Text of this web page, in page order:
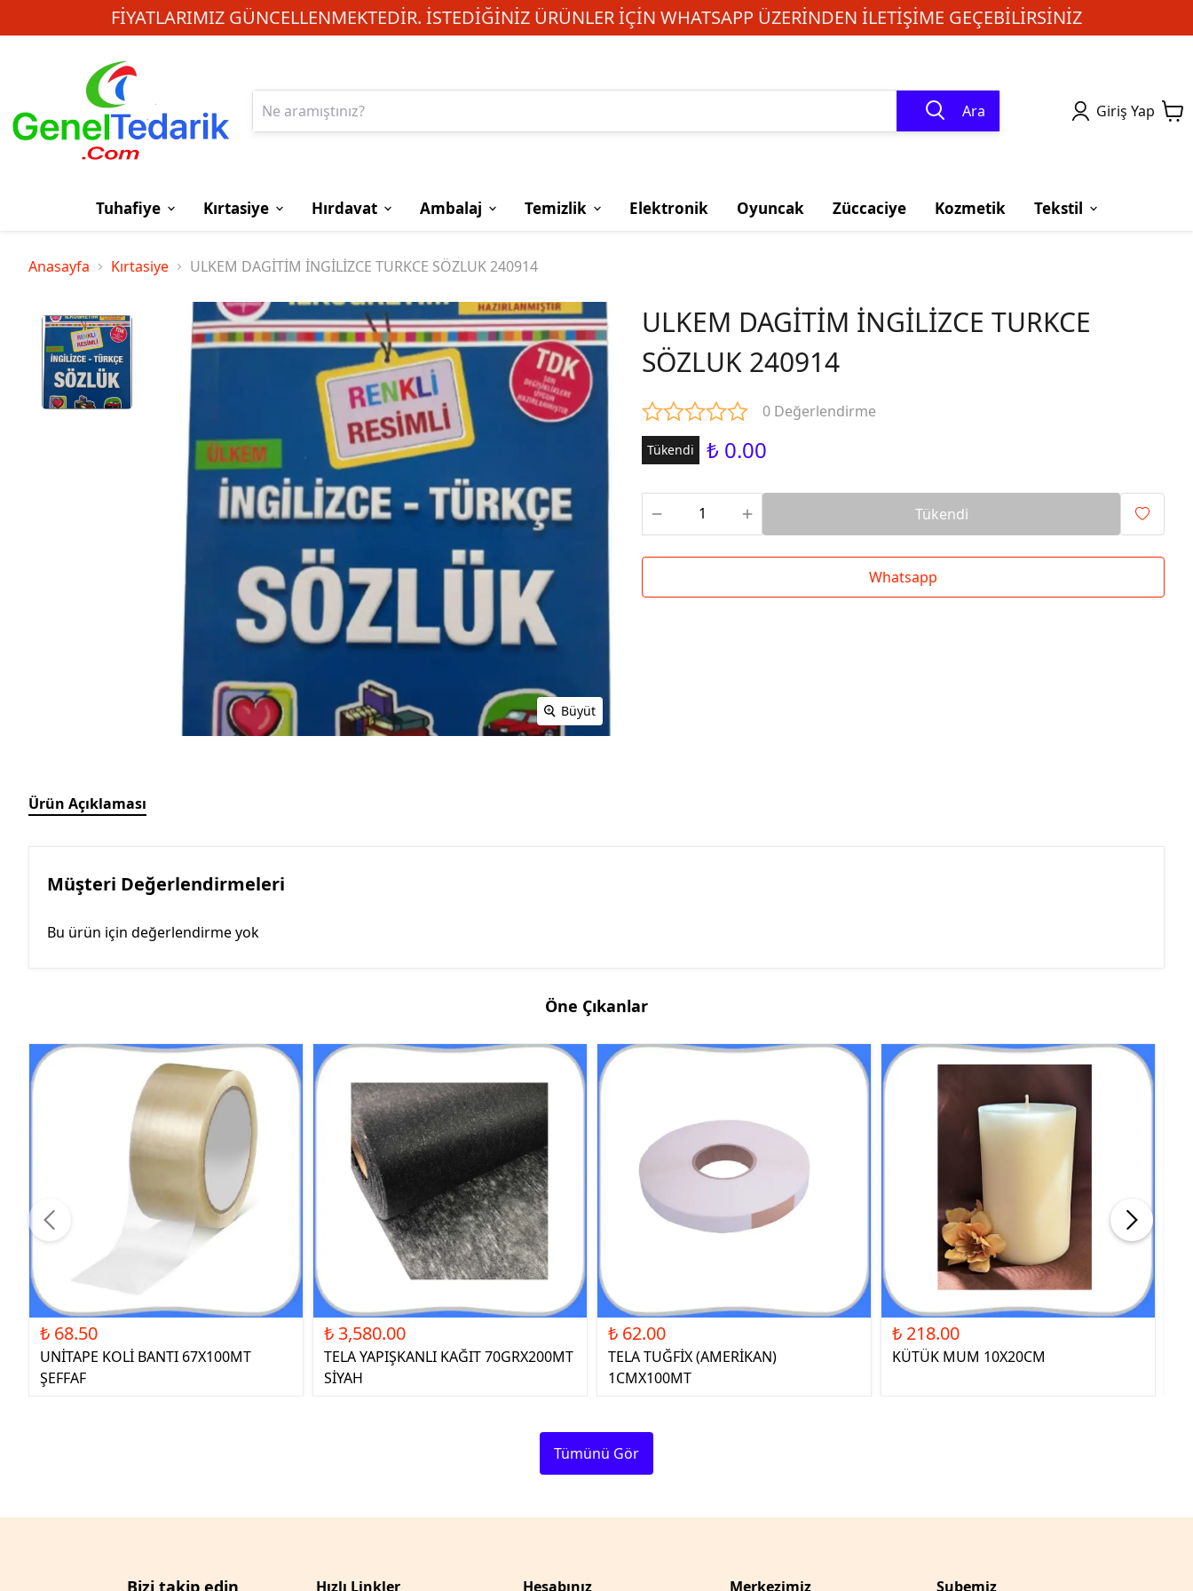
FIYATLARIMIZ GÜNCELLENMEKTEDIR. İSTEDIĞINIZ ÜRÜNLER IÇIN WHATSAPP ÜZERINDEN ILETIŞIME GEÇEBILIRSINIZ
Ara Giriş Yap
Tuhafiye Kırtasiye Hırdavat Ambalaj Temizlik Elektronik Oyuncak Züccaciye Kozmetik Tekstil
Anasayfa Kırtasiye ULKEM DAGİTİM İNGİLİZCE TURKCE SÖZLUK 240914
Büyüt
ULKEM DAGİTİM İNGİLİZCE TURKCE
SÖZLUK 240914
0 Değerlendirme
Tükendi ₺ 0.00
Tükendi
Whatsapp
Ürün Açıklaması
Müşteri Değerlendirmeleri
Bu ürün için değerlendirme yok
Öne Çıkanlar
₺ 68.50
UNİTAPE KOLİ BANTI 67X100MT
ŞEFFAF
₺ 3,580.00
TELA YAPIŞKANLI KAĞIT 70GRX200MT
SİYAH
₺ 62.00
TELA TUĞFİX (AMERİKAN)
1CMX100MT
₺ 218.00
KÜTÜK MUM 10X20CM
Tümünü Gör
Bizi takip edin Hızlı Linkler Hesabınız Merkezimiz Şubemiz